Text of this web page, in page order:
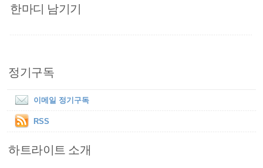
한마디 남기기
정기구독
이메일 정기구독
RSS
하트라이트 소개